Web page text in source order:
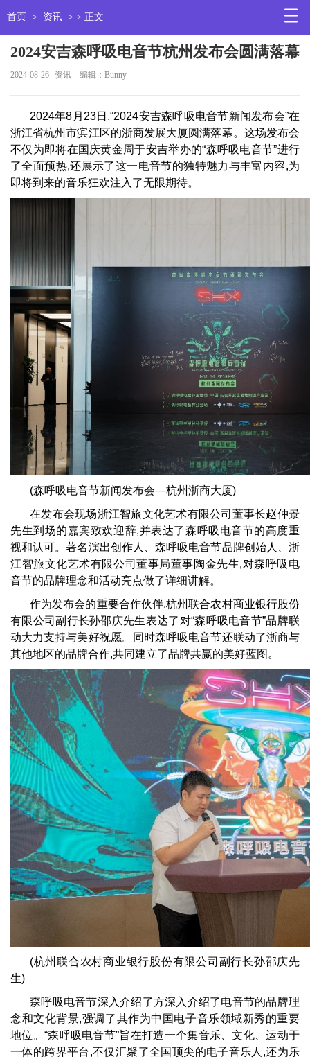
首页 > 资讯 > > 正文
2024安吉森呼吸电音节杭州发布会圆满落幕
2024-08-26 资讯 编辑：Bunny
2024年8月23日,“2024安吉森呼吸电音节新闻发布会”在
浙江省杭州市滨江区的浙商发展大厦圆满落幕。这场发布会
不仅为即将在国庆黄金周于安吉举办的“森呼吸电音节”进行
了全面预热,还展示了这一电音节的独特魅力与丰富内容,为
即将到来的音乐狂欢注入了无限期待。
(森呼吸电音节新闻发布会—杭州浙商大厦)
在发布会现场浙江智旅文化艺术有限公司董事长赵仲景
先生到场的嘉宾致欢迎辞,并表达了森呼吸电音节的高度重
视和认可。著名演出创作人、森呼吸电音节品牌创始人、浙
江智旅文化艺术有限公司董事局董事陶金先生,对森呼吸电
音节的品牌理念和活动亮点做了详细讲解。
作为发布会的重要合作伙伴,杭州联合农村商业银行股份
有限公司副行长孙邵庆先生表达了对“森呼吸电音节”品牌联
动大力支持与美好祝愿。同时森呼吸电音节还联动了浙商与
其他地区的品牌合作,共同建立了品牌共赢的美好蓝图。
(杭州联合农村商业银行股份有限公司副行长孙邵庆先
生)
森呼吸电音节深入介绍了方深入介绍了电音节的品牌理
念和文化背景,强调了其作为中国电子音乐领域新秀的重要
地位。“森呼吸电音节”旨在打造一个集音乐、文化、运动于
一体的跨界平台,不仅汇聚了全国顶尖的电子音乐人,还为乐